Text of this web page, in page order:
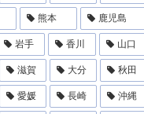
熊本 鹿児島
岩手 香川 山口
滋賀 大分 秋田
愛媛 長崎 沖縄